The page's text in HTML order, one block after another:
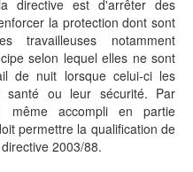
directive est d'arrêter des
la protection dont sont
travailleuses notamment
selon lequel elles ne sont
de nuit lorsque celui-ci les
ou leur sécurité. Par
même accompli en partie
permettre la qualification de
2003/88.